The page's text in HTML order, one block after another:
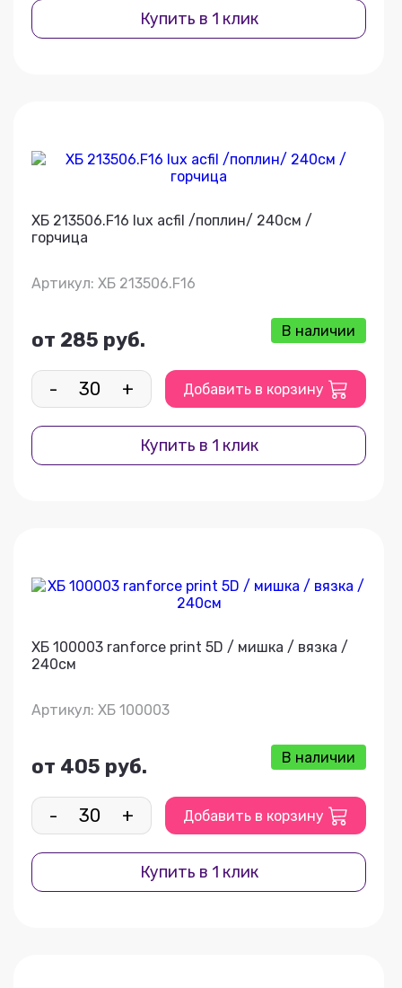
Купить в 1 клик
ХБ 213506.F16 lux acfil /поплин/ 240см /
горчица
Артикул: ХБ 213506.F16
от 285 руб. В наличии
- + Добавить в корзину
Купить в 1 клик
ХБ 100003 ranforce print 5D / мишка / вязка /
240см
Артикул: ХБ 100003
от 405 руб. В наличии
- + Добавить в корзину
Купить в 1 клик